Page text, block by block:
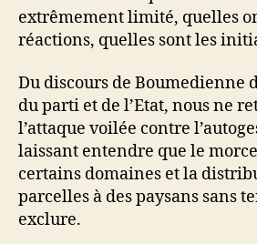
extrêmement limité, quelles
réactions, quelles sont les
Du discours de Boumedienne
du parti et de l’Etat, nous ne
l’attaque voilée contre
laissant entendre que le
certains domaines et la
parcelles à des paysans sans
exclure.